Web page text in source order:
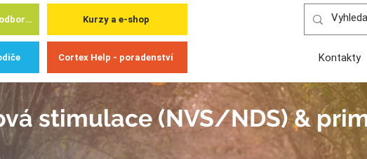
Cortex Academy - pro odborníky Kurzy a e-shop
Cortex Help - poradenství Kontakty
stimulace (NVS/NDS) &